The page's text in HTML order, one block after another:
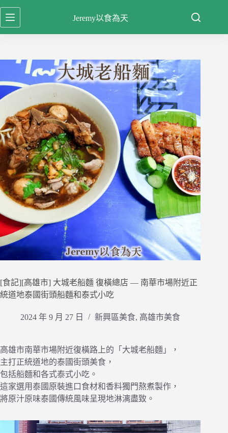
跳
至
Jeremy以食為天
[食記][高雄市] 大城老船麵 復橫總店 — 南華市場附近正
統道地泰國街頭船麵和泰式小吃
2024 年 9 月 27 日 新興區美食, 高雄市美食
高雄市南華市場附近復橫路上的「大城老船麵」，
主打正統道地的泰國街頭美食，
包括船麵和各式泰式小吃。
這家選用泰國原裝進口食材和香料獨門熬煮製作，
將原汁原味泰國傳統風味呈現地淋漓盡致。